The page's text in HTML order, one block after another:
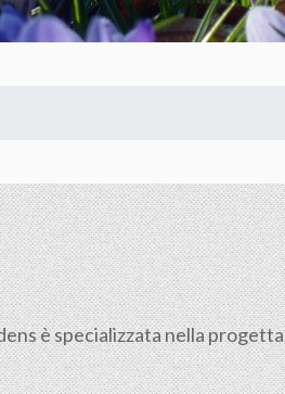
è specializzata nella